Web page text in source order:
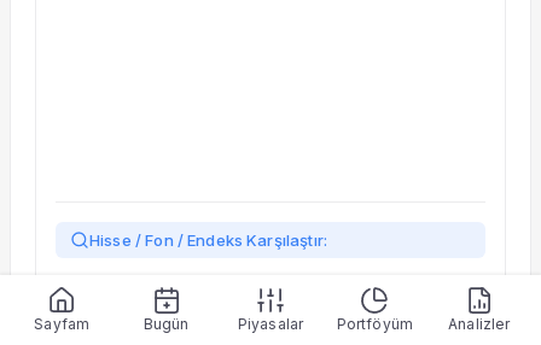
Hisse / Fon / Endeks Karşılaştır:
Yükleniyor…
Sayfam
Bugün Piyasalar Portföyüm Analizler